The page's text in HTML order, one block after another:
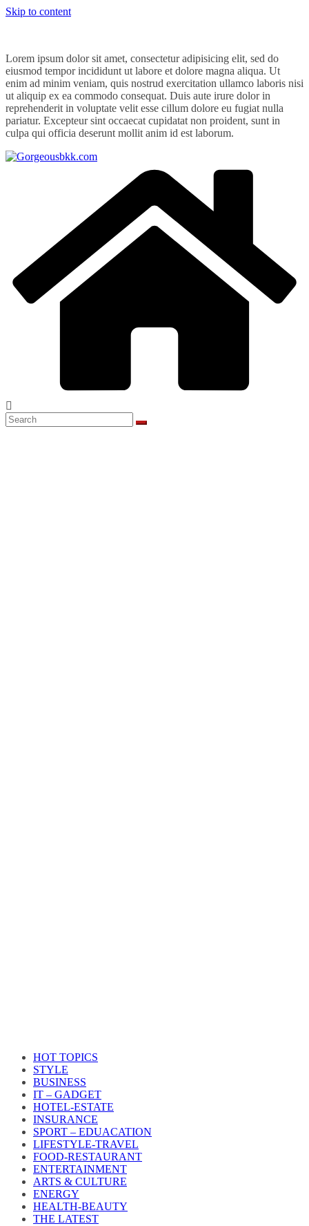
Skip to content
Lorem ipsum dolor sit amet, consectetur adipisicing elit, sed do
eiusmod tempor incididunt ut labore et dolore magna aliqua. Ut
enim ad minim veniam, quis nostrud exercitation ullamco laboris nisi
ut aliquip ex ea commodo consequat. Duis aute irure dolor in
reprehenderit in voluptate velit esse cillum dolore eu fugiat nulla
pariatur. Excepteur sint occaecat cupidatat non proident, sunt in
culpa qui officia deserunt mollit anim id est laborum.
HOT TOPICS
STYLE
BUSINESS
IT – GADGET
HOTEL-ESTATE
INSURANCE
SPORT – EDUACATION
LIFESTYLE​-TRAVEL​
FOOD-RESTAURANT
ENTERTAINMENT
ARTS & CULTURE
ENERGY
HEALTH​-BEAUTY
THE LATEST